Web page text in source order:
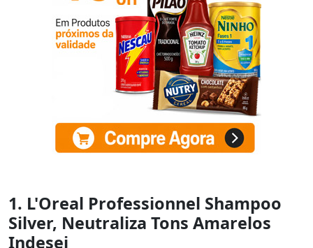
1. L'Oreal Professionnel Shampoo
Silver, Neutraliza Tons Amarelos
Indesej